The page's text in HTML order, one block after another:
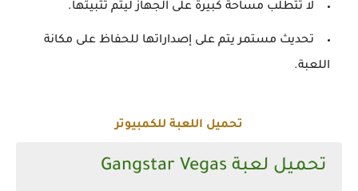
لا تتطلب مساحة كبيرة على الجهاز ليتم تثبيتها.
تحديث مستمر يتم على إصداراتها للحفاظ على مكانة
اللعبة.
تحميل اللعبة للكمبيوتر
تحميل لعبة Gangstar Vegas